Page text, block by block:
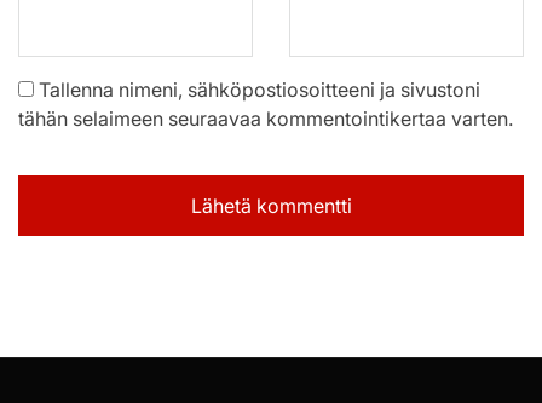
Tallenna nimeni, sähköpostiosoitteeni ja sivustoni
tähän selaimeen seuraavaa kommentointikertaa varten.